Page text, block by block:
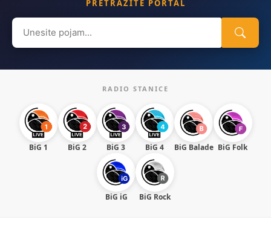
PRETRAŽITE PORTAL
Search
for:
RADIO STANICE
BiG 1 BiG 2 BiG 3 BiG 4 BiG Balade BiG Folk
BiG iG BiG Rock